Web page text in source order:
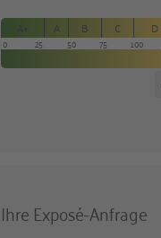
A B C D
0 25 50 75 100
Ihre Exposé-Anfrage